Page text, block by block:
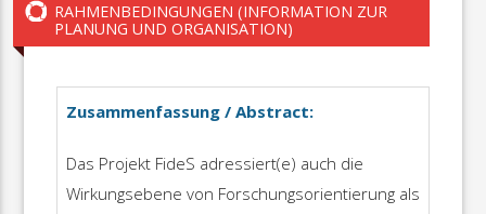
RAHMENBEDINGUNGEN (INFORMATION ZUR
PLANUNG UND ORGANISATION)
Zusammenfassung / Abstract:
Das Projekt FideS adressiert(e) auch die
Wirkungsebene von Forschungsorientierung als